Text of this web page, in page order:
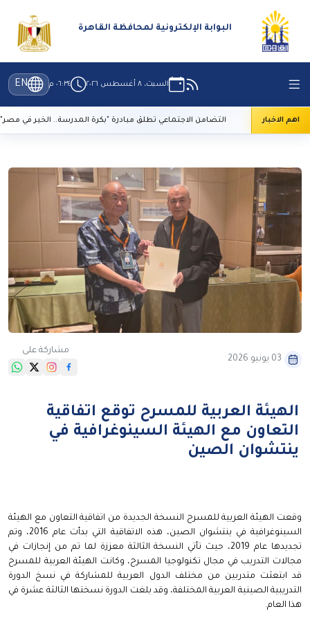
البوابة الإلكترونية لمحافظة القاهرة
السبت، ٨ أغسطس ٢٠٢٦ ٠٦:٣٤ م EN
اهم الاخبار التضامن الاجتماعي تطلق مبادرة "بكرة المدرسة.. الخير في مصر"
03 يونيو 2026
مشاركة على
الهيئة العربية للمسرح توقع اتفاقية
التعاون مع الهيئة السينوغرافية في
ينتشوان الصين
وقعت الهيئة العربية للمسرح النسخة الجديدة من اتفاقية التعاون مع الهيئة
السينوغرافية في ينتشوان الصين، هذه الاتفاقية التي بدأت عام 2016، وتم
تجديدها عام 2019، حيث تأتي النسخة الثالثة معززة لما تم من إنجازات في
مجالات التدريب في مجال تكنولوجيا المسرح، وكانت الهيئة العربية للمسرح
قد ابتعثت متدربين من مختلف الدول العربية للمشاركة في نسخ الدورة
التدريبية الصينية العربية المختلفة، وقد بلغت الدورة نسختها الثالثة عشرة في
هذا العام.